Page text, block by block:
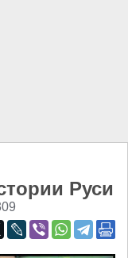
Руси